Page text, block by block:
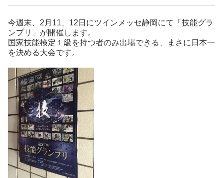
今週末、2月11、12日にツインメッセ静岡にて「技能グラ
ンプリ」が開催します。
国家技能検定１級を持つ者のみ出場できる、まさに日本一
を決める大会です。